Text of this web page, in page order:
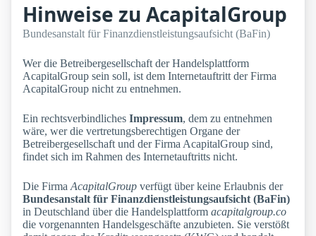
Hinweise zu AcapitalGroup
Bundesanstalt für Finanzdienstleistungsaufsicht (BaFin)
Wer die Betreibergesellschaft der Handelsplattform
AcapitalGroup sein soll, ist dem Internetauftritt der Firma
AcapitalGroup nicht zu entnehmen.
Ein rechtsverbindliches Impressum, dem zu entnehmen
wäre, wer die vertretungsberechtigen Organe der
Betreibergesellschaft und der Firma AcapitalGroup sind,
findet sich im Rahmen des Internetauftritts nicht.
Die Firma AcapitalGroup verfügt über keine Erlaubnis der
Bundesanstalt für Finanzdienstleistungsaufsicht (BaFin)
in Deutschland über die Handelsplattform acapitalgroup.co
die vorgenannten Handelsgeschäfte anzubieten. Sie verstößt